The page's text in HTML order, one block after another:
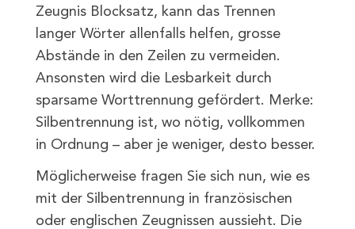
Zeugnis Blocksatz, kann das Trennen
langer Wörter allenfalls helfen, grosse
Abstände in den Zeilen zu vermeiden.
Ansonsten wird die Lesbarkeit durch
sparsame Worttrennung gefördert. Merke:
Silbentrennung ist, wo nötig, vollkommen
in Ordnung – aber je weniger, desto besser.
Möglicherweise fragen Sie sich nun, wie es
mit der Silbentrennung in französischen
oder englischen Zeugnissen aussieht. Die